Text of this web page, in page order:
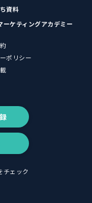
資料
ケティングアカデミー
ポリシー
チェック